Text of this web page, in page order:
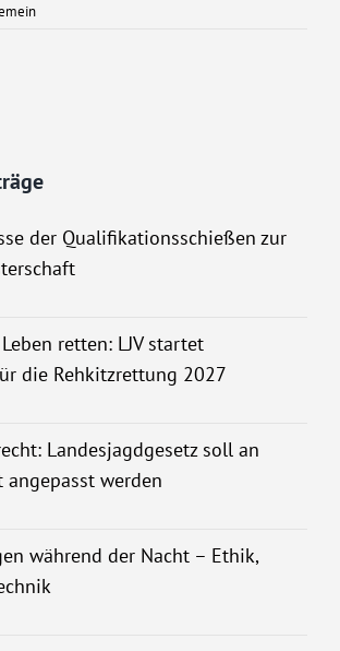
der Qualifikationsschießen zur
retten: LJV startet
die Rehkitzrettung 2027
Landesjagdgesetz soll an
angepasst werden
während der Nacht – Ethik,